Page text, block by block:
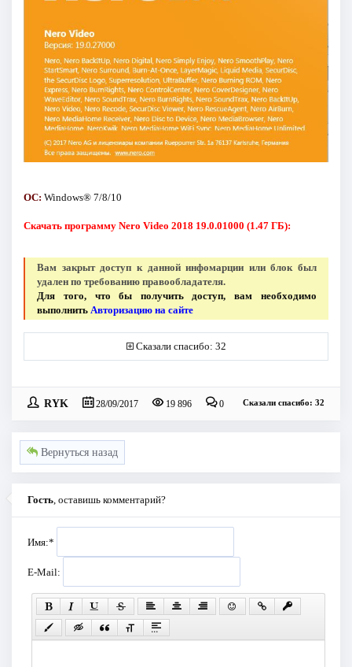
ОС: Windows® 7/8/10
Скачать программу Nero Video 2018 19.0.01000 (1.47 ГБ):
Вам закрыт доступ к данной инфомарции или блок был
удален по требованию правообладателя.
Для того, что бы получить доступ, вам необходимо
выполнить Авторизацию на сайте
Сказали спасибо: 32
RYK 28/09/2017 19 896 0 Сказали спасибо: 32
Вернуться назад
Гость, оставишь комментарий?
Имя:*
E-Mail: